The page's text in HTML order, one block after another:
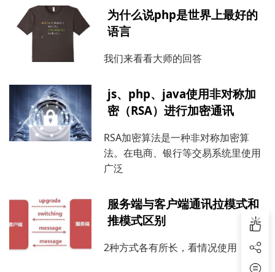
为什么说php是世界上最好的
语言
我们来看看大师的回答
js、php、java使用非对称加
密（RSA）进行加密通讯
RSA加密算法是一种非对称加密算
法。在电商、银行等交易系统里使用
广泛
服务端与客户端通讯拉模式和
推模式区别
2种方式各有所长，看情况使用